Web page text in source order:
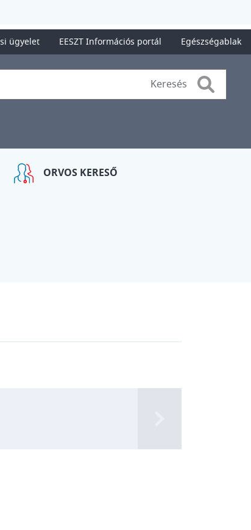
ügyelet EESZT Információs portál Egészségablak
Search
ORVOS KERESŐ